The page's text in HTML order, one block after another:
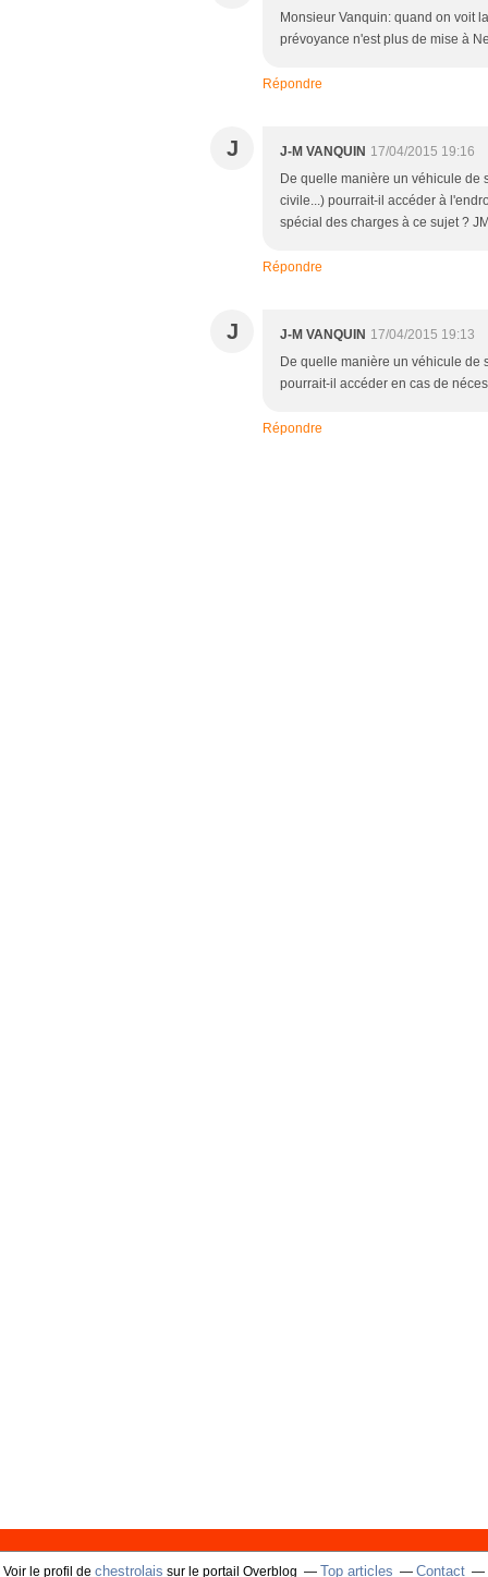
Monsieur Vanquin: quand on voit
prévoyance n'est plus de mise à
Répondre
J J-M VANQUIN 17/04/2015 19:16
De quelle manière un véhicule de
civile...) pourrait-il accéder à
spécial des charges à ce sujet ?
Répondre
J J-M VANQUIN 17/04/2015 19:13
De quelle manière un véhicule de
pourrait-il accéder en cas de
Répondre
Voir le profil de chestrolais sur le portail Overblog Top articles Contact